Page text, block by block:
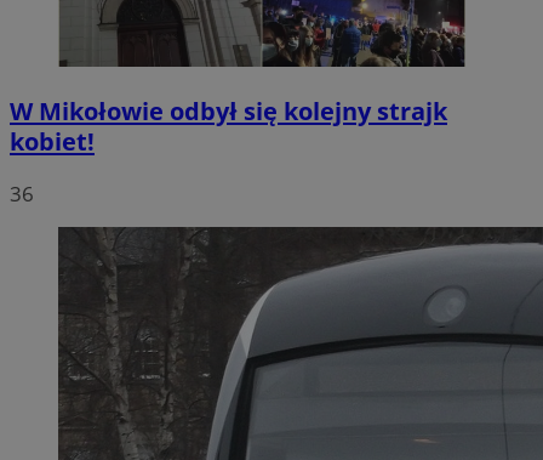
W Mikołowie odbył się kolejny strajk
kobiet!
36